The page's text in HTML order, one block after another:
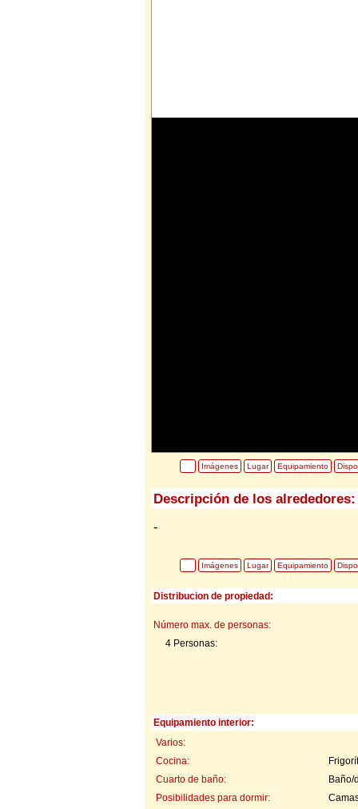
Imágenes Lugar Equipamiento
Descripción de los alrededores:
-
Imágenes Lugar Equipamiento
Distribucion de propiedad:
Número max. de personas:
4 Personas:
Equipamiento interior:
Varios:
Cocina:
Cuarto de baño:
Baño/
Posibilidades para dormir: